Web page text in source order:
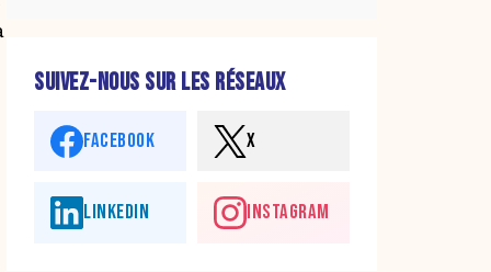
SUIVEZ-NOUS SUR LES RÉSEAUX
FACEBOOK X
LINKEDIN INSTAGRAM